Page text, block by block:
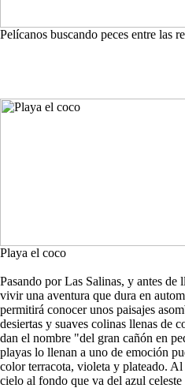
Pelícanos buscando peces entre las
Playa el coco
Pasando por Las Salinas, y antes de
vivir una aventura que dura en
permitirá conocer unos paisajes
desiertas y suaves colinas llenas de
dan el nombre "del gran cañón en
playas lo llenan a uno de emoción
color terracota, violeta y plateado.
cielo al fondo que va del azul